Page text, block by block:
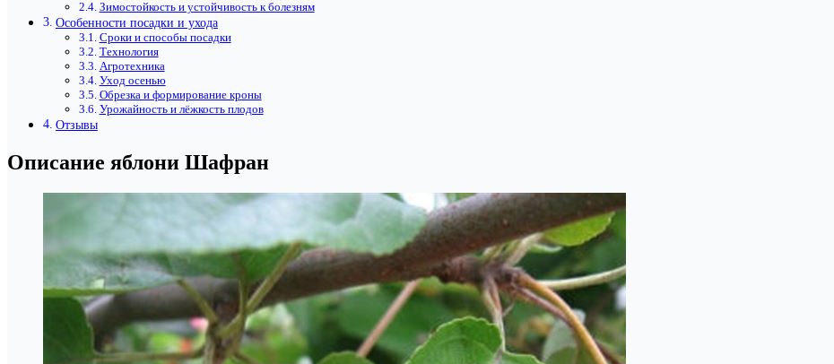
Зимостойкость и устойчивость к болезням
Особенности посадки и ухода
Сроки и способы посадки
Технология
Агротехника
Уход осенью
Обрезка и формирование кроны
Урожайность и лёжкость плодов
Отзывы
Описание яблони Шафран